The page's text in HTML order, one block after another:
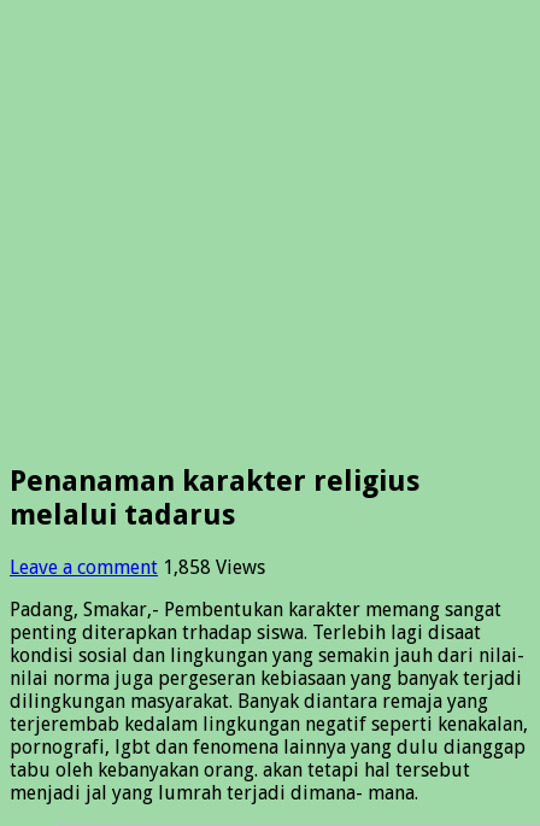
Penanaman karakter religius
melalui tadarus
Leave a comment 1,858 Views
Padang, Smakar,- Pembentukan karakter memang sangat
penting diterapkan trhadap siswa. Terlebih lagi disaat
kondisi sosial dan lingkungan yang semakin jauh dari nilai-
nilai norma juga pergeseran kebiasaan yang banyak terjadi
dilingkungan masyarakat. Banyak diantara remaja yang
terjerembab kedalam lingkungan negatif seperti kenakalan,
pornografi, lgbt dan fenomena lainnya yang dulu dianggap
tabu oleh kebanyakan orang. akan tetapi hal tersebut
menjadi jal yang lumrah terjadi dimana- mana.